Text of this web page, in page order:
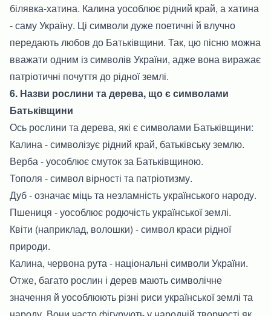
білявка-хатина. Калина уособлює рідний край, а хатина
- саму Україну. Ці символи дуже поетичні й влучно
передають любов до Батьківщини. Так, цю пісню можна
вважати одним із символів України, адже вона виражає
патріотичні почуття до рідної землі.
6. Назви рослини та дерева, що є символами
Батьківщини
Ось рослини та дерева, які є символами Батьківщини:
Калина - символізує рідний край, батьківську землю.
Верба - уособлює смуток за Батьківщиною.
Тополя - символ вірності та патріотизму.
Дуб - означає міць та незламність українського народу.
Пшениця - уособлює родючість української землі.
Квіти (наприклад, волошки) - символ краси рідної
природи.
Калина, червона рута - національні символи України.
Отже, багато рослин і дерев мають символічне
значення й уособлюють різні риси української землі та